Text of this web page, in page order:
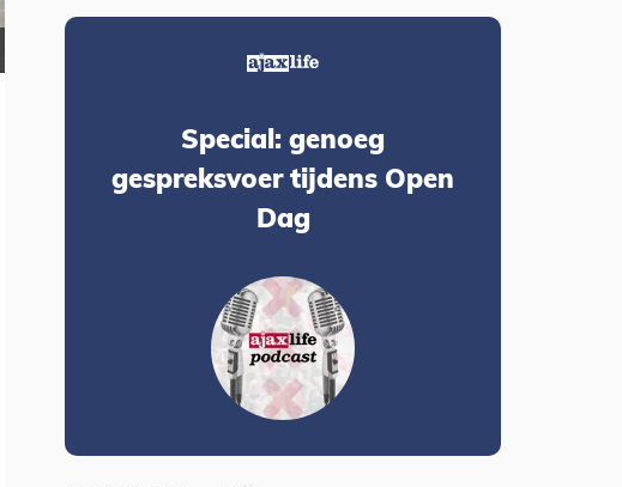
Special: genoeg
gespreksvoer tijdens Open
Dag